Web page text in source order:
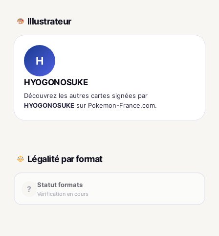
Illustrateur
H
HYOGONOSUKE
Découvrez les autres cartes signées par
HYOGONOSUKE sur Pokemon-France.com.
Légalité par format
? Statut formats
Vérification en cours